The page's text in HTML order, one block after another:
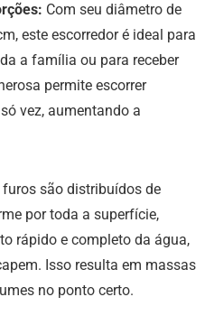
Com seu diâmetro de
este escorredor é ideal para
a família ou para receber
permite escorrer
vez, aumentando a
furos são distribuídos de
por toda a superfície,
rápido e completo da água,
Isso resulta em massas
no ponto certo.